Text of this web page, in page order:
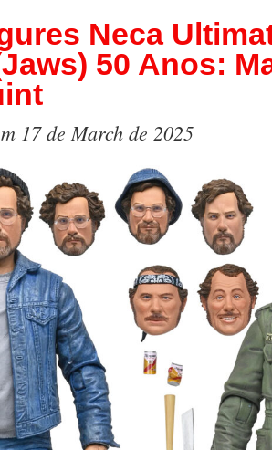
Neca
50 Anos:
17 de March de 2025